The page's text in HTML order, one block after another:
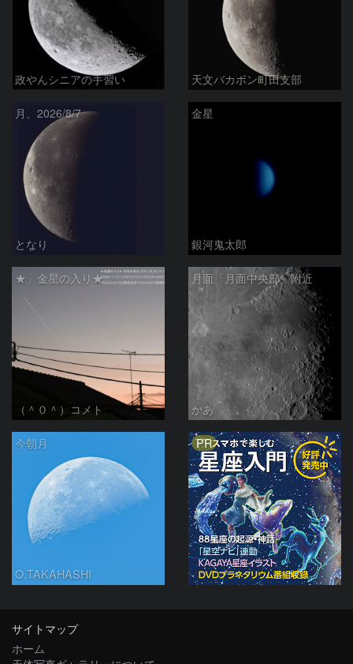
政やんシニアの手習い 天文バカボン町田支部
月、2026/8/7
となり
金星
銀河鬼太郎
★」金星の入り★
（＾０＾）コメト
月面「月面中央部」附近
かあ
今朝月
O.TAKAHASHI
PR
サイトマップ
ホーム